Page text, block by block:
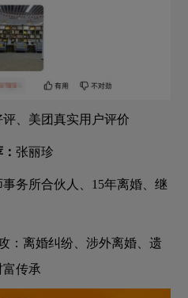
、美团真实用户评价
：张丽珍
所合伙人、15年离婚、继
离婚纠纷、涉外离婚、遗
传承